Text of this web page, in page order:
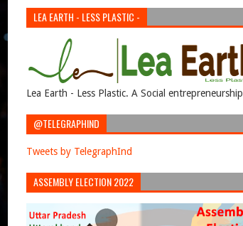
LEA EARTH - LESS PLASTIC -
Lea Earth - Less Plastic. A Social entrepreneurship
@TELEGRAPHIND
Tweets by TelegraphInd
ASSEMBLY ELECTION 2022